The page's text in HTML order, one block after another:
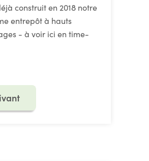
construit en 2018 notre
entrepôt à hauts
- à voir ici en time-